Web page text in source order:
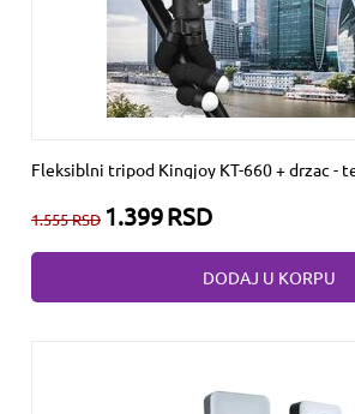
Fleksiblni tripod Kingjoy KT-660 + drzac -
1.555RSD 1.399RSD
DODAJ U KORPU